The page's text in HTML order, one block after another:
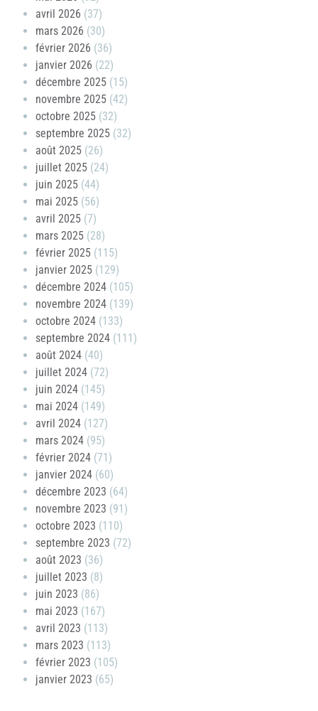
avril 2026 (37)
mars 2026 (30)
février 2026 (36)
janvier 2026 (22)
décembre 2025 (15)
novembre 2025 (42)
octobre 2025 (32)
septembre 2025 (32)
août 2025 (26)
juillet 2025 (24)
juin 2025 (44)
mai 2025 (56)
avril 2025 (7)
mars 2025 (28)
février 2025 (115)
janvier 2025 (129)
décembre 2024 (105)
novembre 2024 (139)
octobre 2024 (133)
septembre 2024 (111)
août 2024 (40)
juillet 2024 (72)
juin 2024 (145)
mai 2024 (149)
avril 2024 (127)
mars 2024 (95)
février 2024 (71)
janvier 2024 (60)
décembre 2023 (64)
novembre 2023 (91)
octobre 2023 (110)
septembre 2023 (72)
août 2023 (36)
juillet 2023 (8)
juin 2023 (86)
mai 2023 (167)
avril 2023 (113)
mars 2023 (113)
février 2023 (105)
janvier 2023 (65)